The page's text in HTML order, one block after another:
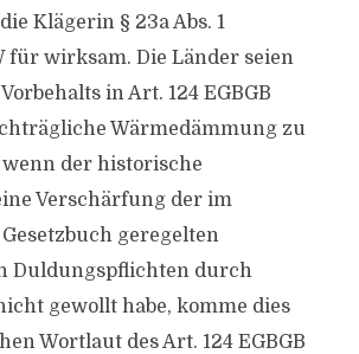
Klägerin § 23a Abs. 1
für wirksam. Die Länder seien
in Art. 124 EGBGB
Wärmedämmung zu
wenn der historische
Verschärfung der im
geregelten
Duldungspflichten durch
gewollt habe, komme dies
Wortlaut des Art. 124 EGBGB